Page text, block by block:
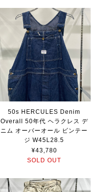
50s HERCULES Denim
Overall 50年代 ヘラクレス デ
ニム オーバーオール ビンテー
ジ W45L28.5
¥43,780
SOLD OUT